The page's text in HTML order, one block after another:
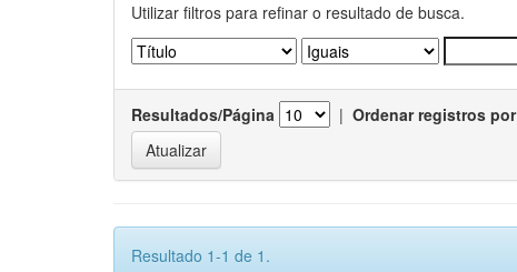
Utilizar filtros para refinar o resultado de busca.
Resultados/Página | Ordenar registros por
Resultado 1-1 de 1.